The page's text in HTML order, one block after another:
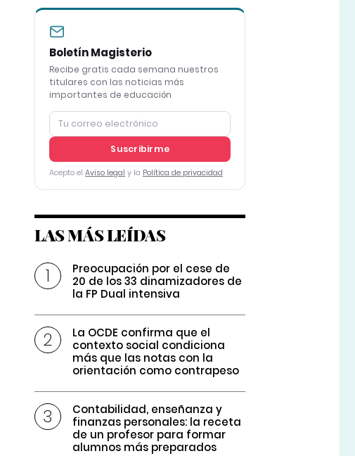
Boletín Magisterio
Recibe gratis cada semana nuestros
titulares con las noticias más
importantes de educación
Suscribirme
Acepto el Aviso legal y la Política de privacidad
LAS MÁS LEÍDAS
Preocupación por el cese de
20 de los 33 dinamizadores de
la FP Dual intensiva
La OCDE confirma que el
contexto social condiciona
más que las notas con la
orientación como contrapeso
Contabilidad, enseñanza y
finanzas personales: la receta
de un profesor para formar
alumnos más preparados